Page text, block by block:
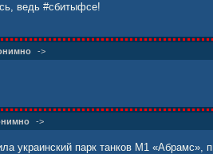
ведь #сбитыфсе!
->
->
украинский парк танков М1 «Абрамс»,